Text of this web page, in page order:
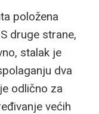
položena
druge strane,
stalak je
dva
odlično za
većih